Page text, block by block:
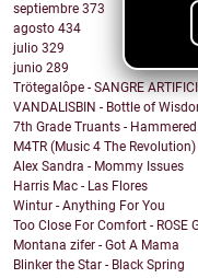
septiembre 373
agosto 434
julio 329
junio 289
Trötegalôpe - SANGRE
VANDALISBIN - Bottle of
7th Grade Truants - Hammered
M4TR (Music 4 The
Alex Sandra - Mommy Issues
Harris Mac - Las Flores
Wintur - Anything For You
Too Close For Comfort - ROSE
Montana zifer - Got A Mama
Blinker the Star - Black Spring